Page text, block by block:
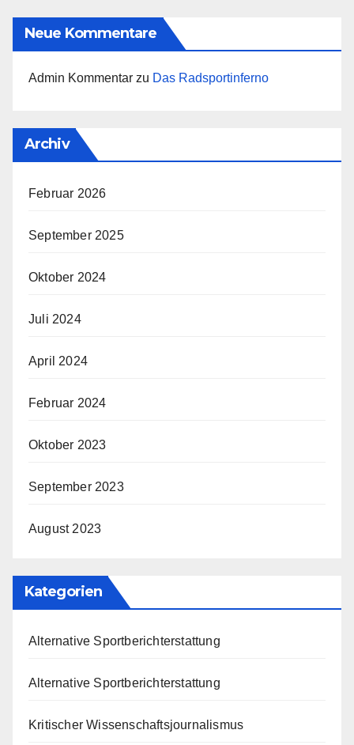
Neue Kommentare
Admin Kommentar zu Das Radsportinferno
Archiv
Februar 2026
September 2025
Oktober 2024
Juli 2024
April 2024
Februar 2024
Oktober 2023
September 2023
August 2023
Kategorien
Alternative Sportberichterstattung
Alternative Sportberichterstattung
Kritischer Wissenschaftsjournalismus